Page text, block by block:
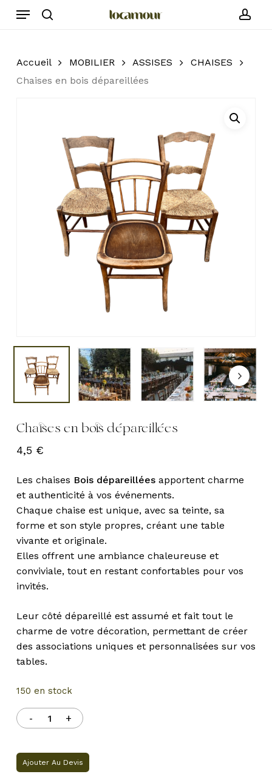
Menu
Accueil MOBILIER ASSISES
CHAISES
Chaises en bois dépareillées
Chaises en bois dépareillées
4,5 €
Les chaises Bois dépareilléesapportent charme
et authenticité à vos événements.
Chaque chaise est unique, avec sa teinte, sa
forme et son style propres, créant une table
vivante et originale.
Elles offrent une ambiance chaleureuse et
conviviale, tout en restant confortables pour vos
invités.
Leur côté dépareillé est assumé et fait tout le
charme de votre décoration, permettant de créer
des associations uniques et personnalisées sur vos
tables.
150 en stock
Ajouter Au Devis